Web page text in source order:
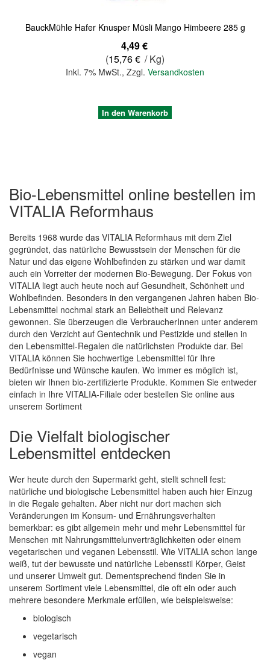
BauckMühle Hafer Knusper Müsli Mango Himbeere 285 g
4,49 €
(15,76 € / Kg)
Inkl. 7% MwSt., Zzgl. Versandkosten
Quickview
In den Warenkorb
Bio-Lebensmittel online bestellen im
VITALIA Reformhaus
Bereits 1968 wurde das VITALIA Reformhaus mit dem Ziel
gegründet, das natürliche Bewusstsein der Menschen für die
Natur und das eigene Wohlbefinden zu stärken und war damit
auch ein Vorreiter der modernen Bio-Bewegung. Der Fokus von
VITALIA liegt auch heute noch auf Gesundheit, Schönheit und
Wohlbefinden. Besonders in den vergangenen Jahren haben Bio-
Lebensmittel nochmal stark an Beliebtheit und Relevanz
gewonnen. Sie überzeugen die VerbraucherInnen unter anderem
durch den Verzicht auf Gentechnik und Pestizide und stellen in
den Lebensmittel-Regalen die natürlichsten Produkte dar. Bei
VITALIA können Sie hochwertige Lebensmittel für Ihre
Bedürfnisse und Wünsche kaufen. Wo immer es möglich ist,
bieten wir Ihnen bio-zertifizierte Produkte. Kommen Sie entweder
einfach in Ihre VITALIA-Filiale oder bestellen Sie online aus
unserem Sortiment
Die Vielfalt biologischer
Lebensmittel entdecken
Wer heute durch den Supermarkt geht, stellt schnell fest:
natürliche und biologische Lebensmittel haben auch hier Einzug
in die Regale gehalten. Aber nicht nur dort machen sich
Veränderungen im Konsum- und Ernährungsverhalten
bemerkbar: es gibt allgemein mehr und mehr Lebensmittel für
Menschen mit Nahrungsmittelunverträglichkeiten oder einem
vegetarischen und veganen Lebensstil. Wie VITALIA schon lange
weiß, tut der bewusste und natürliche Lebensstil Körper, Geist
und unserer Umwelt gut. Dementsprechend finden Sie in
unserem Sortiment viele Lebensmittel, die oft ein oder auch
mehrere besondere Merkmale erfüllen, wie beispielsweise:
biologisch
vegetarisch
vegan